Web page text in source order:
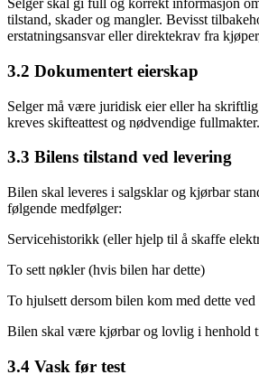
Selger skal gi full og korrekt informasjon
tilstand, skader og mangler. Bevisst
erstatningsansvar eller direktekrav fra
3.2 Dokumentert eierskap
Selger må være juridisk eier eller ha
kreves skifteattest og nødvendige fullmakter.
3.3 Bilens tilstand ved levering
Bilen skal leveres i salgsklar og kjørbar
følgende medfølger:
Servicehistorikk (eller hjelp til å skaffe
To sett nøkler (hvis bilen har dette)
To hjulsett dersom bilen kom med dette
Bilen skal være kjørbar og lovlig i henhold
3.4 Vask før test